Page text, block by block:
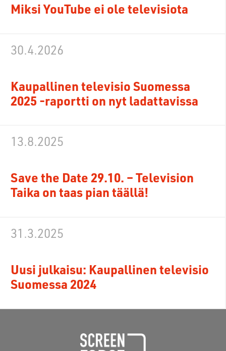
Miksi YouTube ei ole televisiota
Kaupallinen televisio Suomessa
2025 -raportti on nyt ladattavissa
30.4.2026
Save the Date 29.10. – Television
Taika on taas pian täällä!
13.8.2025
Uusi julkaisu: Kaupallinen televisio
Suomessa 2024
31.3.2025